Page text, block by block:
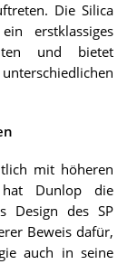
Die Silica
erstklassiges
und bietet
mit höheren
hat Dunlop die
Design des SP
Beweis dafür,
auch in seine